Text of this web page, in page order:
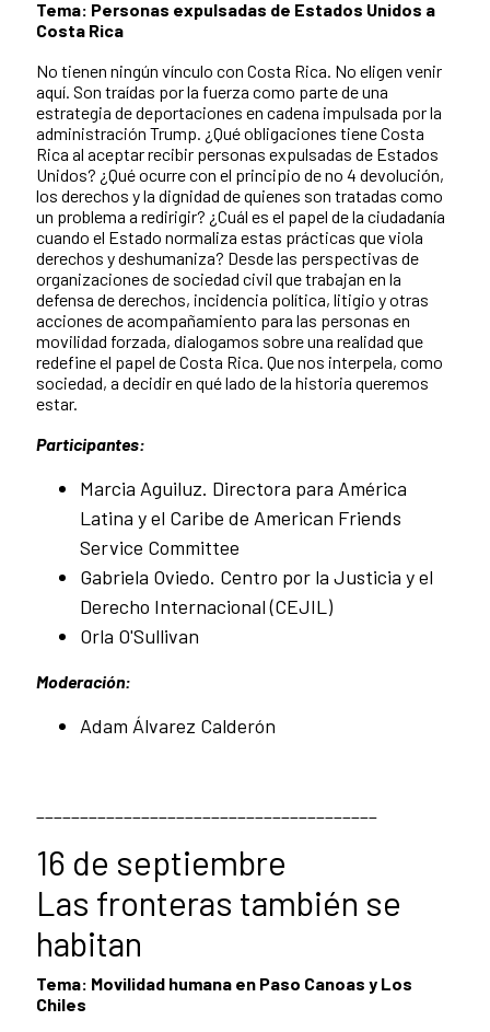
Tema: Personas expulsadas de Estados Unidos a
Costa Rica
No tienen ningún vínculo con Costa Rica. No eligen venir
aquí. Son traídas por la fuerza como parte de una
estrategia de deportaciones en cadena impulsada por la
administración Trump. ¿Qué obligaciones tiene Costa
Rica al aceptar recibir personas expulsadas de Estados
Unidos? ¿Qué ocurre con el principio de no 4 devolución,
los derechos y la dignidad de quienes son tratadas como
un problema a redirigir? ¿Cuál es el papel de la ciudadanía
cuando el Estado normaliza estas prácticas que viola
derechos y deshumaniza? Desde las perspectivas de
organizaciones de sociedad civil que trabajan en la
defensa de derechos, incidencia política, litigio y otras
acciones de acompañamiento para las personas en
movilidad forzada, dialogamos sobre una realidad que
redefine el papel de Costa Rica. Que nos interpela, como
sociedad, a decidir en qué lado de la historia queremos
estar.
Participantes:
Marcia Aguiluz. Directora para América
Latina y el Caribe de American Friends
Service Committee
Gabriela Oviedo. Centro por la Justicia y el
Derecho Internacional (CEJIL)
Orla O'Sullivan
Moderación:
Adam Álvarez Calderón
16 de septiembre
Las fronteras también se
habitan
Tema: Movilidad humana en Paso Canoas y Los
Chiles